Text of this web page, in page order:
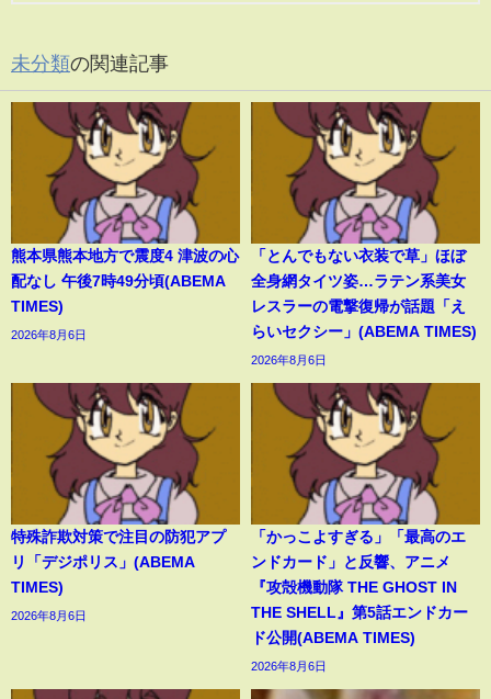
未分類の関連記事
熊本県熊本地方で震度4 津波の心
配なし 午後7時49分頃(ABEMA
TIMES)
2026年8月6日
「とんでもない衣装で草」ほぼ
全身網タイツ姿…ラテン系美女
レスラーの電撃復帰が話題「え
らいセクシー」(ABEMA TIMES)
2026年8月6日
特殊詐欺対策で注目の防犯アプ
リ「デジポリス」(ABEMA
TIMES)
2026年8月6日
「かっこよすぎる」「最高のエ
ンドカード」と反響、アニメ
『攻殻機動隊 THE GHOST IN
THE SHELL』第5話エンドカー
ド公開(ABEMA TIMES)
2026年8月6日